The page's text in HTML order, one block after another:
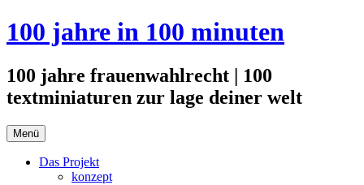
Zum
Inhalt
100 jahre in 100 minuten
100 jahre frauenwahlrecht | 100
textminiaturen zur lage deiner welt
Menü
Das Projekt
konzept